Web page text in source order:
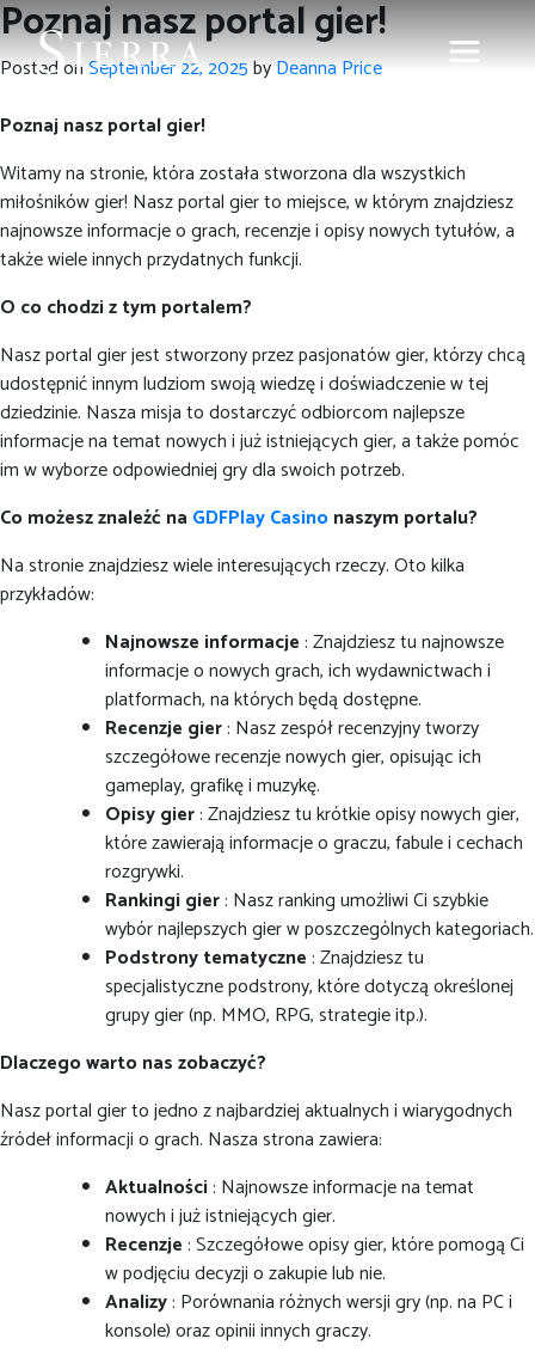
Poznaj nasz portal gier!
Posted onSeptember 22, 2025byDeanna Price
Poznaj nasz portal gier!
Witamy na stronie, która została stworzona dla wszystkich
miłośników gier! Nasz portal gier to miejsce, w którym znajdziesz
najnowsze informacje o grach, recenzje i opisy nowych tytułów, a
także wiele innych przydatnych funkcji.
O co chodzi z tym portalem?
Nasz portal gier jest stworzony przez pasjonatów gier, którzy chcą
udostępnić innym ludziom swoją wiedzę i doświadczenie w tej
dziedzinie. Nasza misja to dostarczyć odbiorcom najlepsze
informacje na temat nowych i już istniejących gier, a także pomóc
im w wyborze odpowiedniej gry dla swoich potrzeb.
Co możesz znaleźć na GDFPlay Casino naszym portalu?
Na stronie znajdziesz wiele interesujących rzeczy. Oto kilka
przykładów:
Najnowsze informacje: Znajdziesz tu najnowsze
informacje o nowych grach, ich wydawnictwach i
platformach, na których będą dostępne.
Recenzje gier: Nasz zespół recenzyjny tworzy
szczegółowe recenzje nowych gier, opisując ich
gameplay, grafikę i muzykę.
Opisy gier: Znajdziesz tu krótkie opisy nowych gier,
które zawierają informacje o graczu, fabule i cechach
rozgrywki.
Rankingi gier: Nasz ranking umożliwi Ci szybkie
wybór najlepszych gier w poszczególnych kategoriach.
Podstrony tematyczne: Znajdziesz tu
specjalistyczne podstrony, które dotyczą określonej
grupy gier (np. MMO, RPG, strategie itp.).
Dlaczego warto nas zobaczyć?
Nasz portal gier to jedno z najbardziej aktualnych i wiarygodnych
źródeł informacji o grach. Nasza strona zawiera:
Aktualności: Najnowsze informacje na temat
nowych i już istniejących gier.
Recenzje: Szczegółowe opisy gier, które pomogą Ci
w podjęciu decyzji o zakupie lub nie.
Analizy: Porównania różnych wersji gry (np. na PC i
konsole) oraz opinii innych graczy.